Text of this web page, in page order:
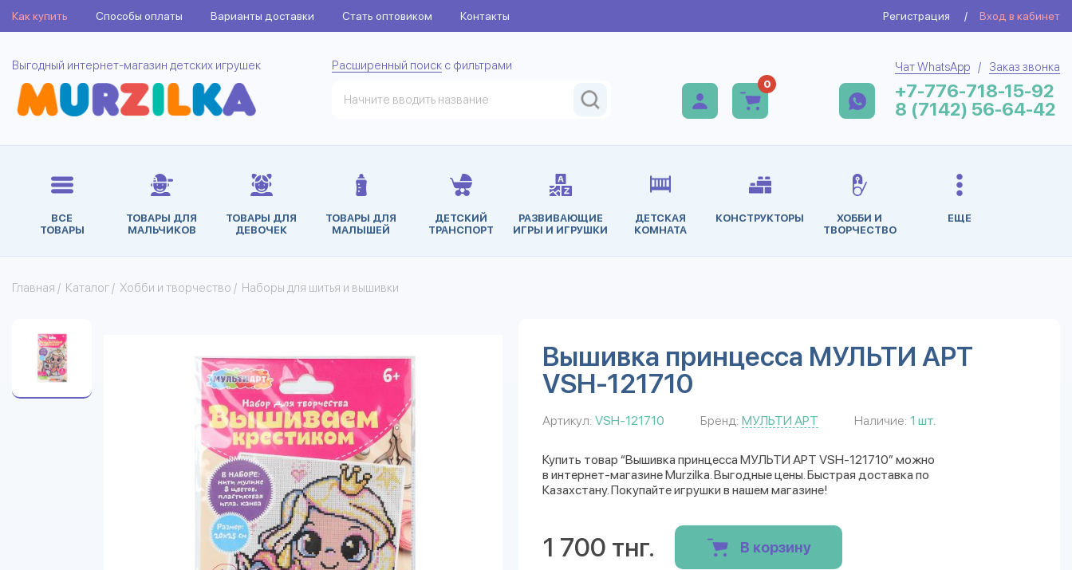
Как купить Способы оплаты Варианты доставки Стать оптовиком Контакты Регистрация / Вход в кабинет
Выгодный интернет-магазин детских игрушек Расширенный поиск с фильтрами
0
Чат WhatsApp / Заказ звонка
+7-776-718-15-92
8 (7142) 56-64-42
ВСЕ
ТОВАРЫ
ТОВАРЫ ДЛЯ
МАЛЬЧИКОВ
ТОВАРЫ ДЛЯ
ДЕВОЧЕК
ТОВАРЫ ДЛЯ
МАЛЫШЕЙ
ДЕТСКИЙ
ТРАНСПОРТ
РАЗВИВАЮЩИЕ
ИГРЫ И ИГРУШКИ
ДЕТСКАЯ
КОМНАТА
КОНСТРУКТОРЫ
ХОББИ И
ТВОРЧЕСТВО
ЕЩЕ
Главная / Каталог / Хобби и творчество / Наборы для шитья и вышивки
Вышивка принцесса МУЛЬТИ АРТ
VSH-121710
Артикул: VSH-121710 Бренд: МУЛЬТИ АРТ Наличие: 1 шт.
Купить товар “Вышивка принцесса МУЛЬТИ АРТ VSH-121710” можно
в интернет-магазине Murzilka. Выгодные цены. Быстрая доставка по
Казахстану. Покупайте игрушки в нашем магазине!
1 700 тнг. В корзину